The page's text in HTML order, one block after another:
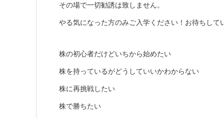
その場で一切勧誘は致しません。
やる気になった方のみご入学ください！お待ちして
株の初心者だけどいちから始めたい
株を持っているがどうしていいかわからない
株に再挑戦したい
株で勝ちたい